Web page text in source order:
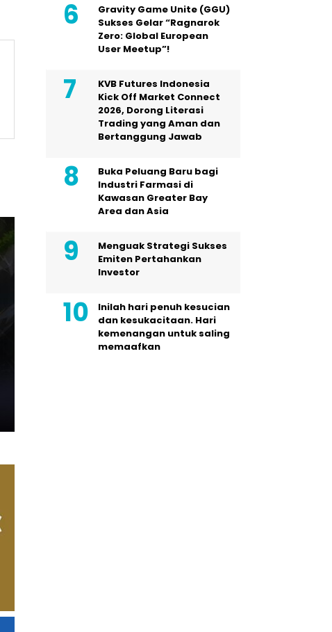
Gravity Game Unite (GGU)
Sukses Gelar “Ragnarok
Zero: Global European
User Meetup”!
KVB Futures Indonesia
Kick Off Market Connect
2026, Dorong Literasi
Trading yang Aman dan
Bertanggung Jawab
Buka Peluang Baru bagi
Industri Farmasi di
Kawasan Greater Bay
Area dan Asia
Menguak Strategi Sukses
Emiten Pertahankan
Investor
Inilah hari penuh kesucian
dan kesukacitaan. Hari
kemenangan untuk saling
memaafkan